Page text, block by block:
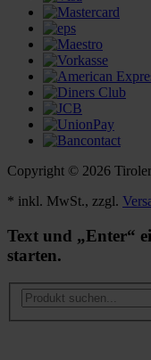
Copyright © 2026
* inkl. MwSt., zzgl.
Text und „Enter“
starten.
Produkt
suchen...